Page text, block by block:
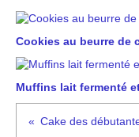
Cookies au beurre de
Muffins lait fermenté
Cake des